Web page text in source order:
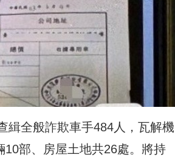
緝全般詐欺車手484人，瓦解機
10部、房屋土地共26處。將持